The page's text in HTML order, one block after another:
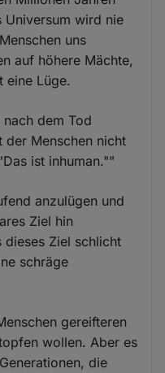
Universum wird nie
uns
auf höhere Mächte,
eine Lüge.
dem Tod
der Menschen nicht
ist inhuman.""
anzulügen und
Ziel hin
dieses Ziel schlicht
schräge
gereifteren
wollen. Aber es
die